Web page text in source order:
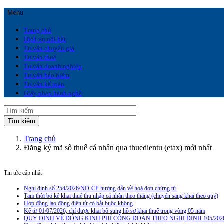
Menu
Trang chủ
Dịch vụ nổi bật
Tư vấn chuyển giá
Tư vấn thuế
Tư vấn doanh nghiệp
Tư vấn bảo hiểm
Tư vấn kế toán
Giấy phép hành nghề
Trang chủ
Đăng ký mã số thuế cá nhân qua thuedientu (etax) mới nhất
Tin tức cập nhật
Nghị định số 254/2026/NĐ-CP hướng dẫn về hoá đơn chứng từ
Tạm thời bỏ kê khai thuế thu nhập cá nhân theo tháng (chuyển sang khai theo quý)
Hợp đồng lao động điện tử có bắt buộc không
Kể từ 01/07/2026, chỉ được khai bổ sung hồ sơ khai thuế trong vòng 05 năm
QUY ĐỊNH VỀ ĐÓNG KINH PHÍ CÔNG ĐOÀN THEO NGHỊ ĐỊNH 105/